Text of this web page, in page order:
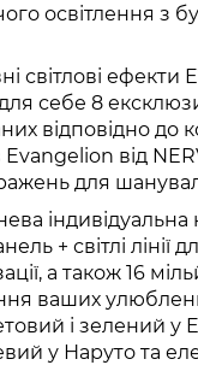
освітлення з
світлові ефекти
себе 8
відповідно до
Evangelion від
для
індивідуальна
+ світлі лінії
а також 16
ваших
і зелений у
у Наруто та